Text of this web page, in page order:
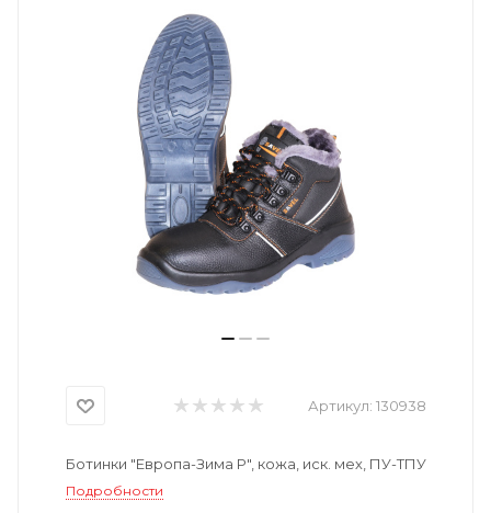
Артикул: 130938
Ботинки "Европа-Зима Р", кожа, иск. мех, ПУ-ТПУ
Подробности